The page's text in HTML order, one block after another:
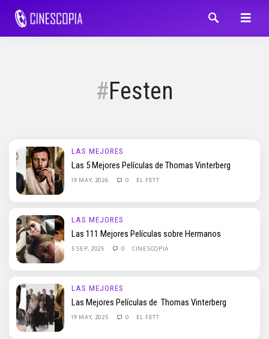
Festen
LAS MEJORES
Las 5 Mejores Películas de Thomas Vinterberg
19 MAY, 2026 0 EL FETT
LAS MEJORES
Las 111 Mejores Películas sobre Hermanos
5 SEP, 2025 0 CINESCOPIA
LAS MEJORES
Las Mejores Películas de Thomas Vinterberg
19 MAY, 2025 0 EL FETT